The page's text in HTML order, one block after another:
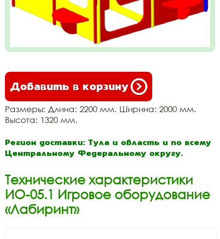
Добавить в корзину
Размеры: Длина: 2200 мм. Ширина: 2000 мм.
Высота: 1320 мм.
Регион доставки: Тула и область и по всему
Центральному Федеральному округу.
Технические характеристики
ИО-05.1 Игровое оборудование
«Лабиринт»